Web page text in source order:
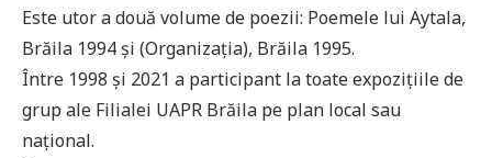
Este utor a două volume de poezii: Poemele lui Aytala,
Brăila 1994 și (Organizația), Brăila 1995.
Între 1998 și 2021 a participant la toate expozițiile de
grup ale Filialei UAPR Brăila pe plan local sau
național.